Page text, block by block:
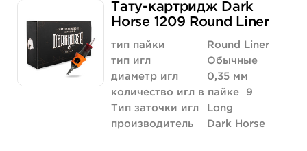
Количество
1 870 руб.
купить
Тату-картридж Dark
Horse 1209 Round Liner
тип пайки
Round Liner
тип игл
Обычные
диаметр игл
0,35 мм
количество игл в пайке
9
Тип заточки игл
Long
производитель
Dark Horse